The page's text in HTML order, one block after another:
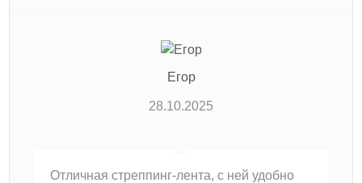
Егор
28.10.2025
Отличная стреппинг-лента, с ней удобно